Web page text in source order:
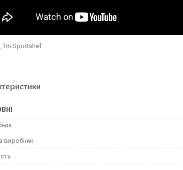
Tm Sportshef
виробник